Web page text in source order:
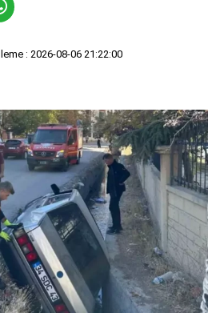
: 2026-08-06 21:22:00